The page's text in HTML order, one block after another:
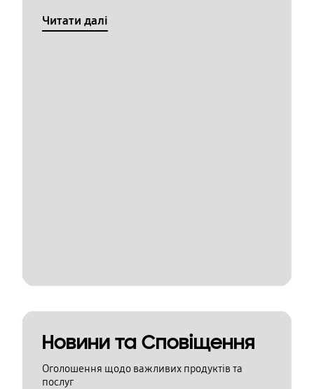
Читати далі
Новини та Сповіщення
Оголошення щодо важливих продуктів та
послуг